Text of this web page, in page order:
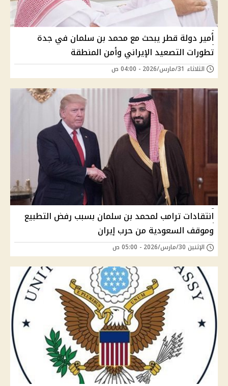
أمير دولة قطر يبحث مع محمد بن سلمان في جدة
تطورات التصعيد الإيراني وأمن المنطقة
الثلاثاء 31/مارس/2026 - 04:00 ص
انتقادات ترامب لمحمد بن سلمان بسبب رفض التطبيع
وموقف السعودية من حرب إيران
الإثنين 30/مارس/2026 - 05:00 ص